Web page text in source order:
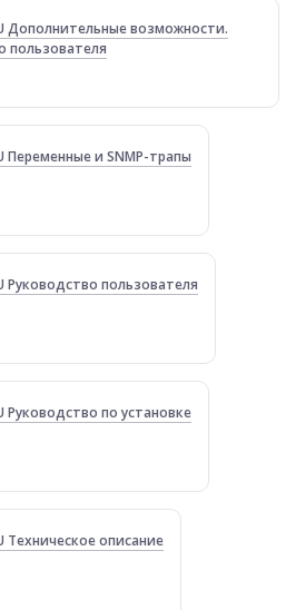
Дополнительные возможности.
пользователя
Переменные и SNMP-трапы
Руководство пользователя
Руководство по установке
Техническое описание